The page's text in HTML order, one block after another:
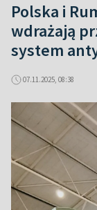
Polska i
wdrażają
system
07.11.2025, 08:38